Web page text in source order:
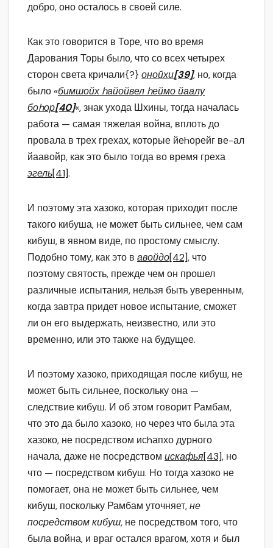
добро, оно осталось в своей силе.
Как это говорится в Торе, что во время
Дарования Торы было, что со всех четырех
сторон света кричали{?} онойхи[39], но, когда
было «бимшойх hайойвел hеймо йаалу
боhор[40]«, знак ухода Шхины, тогда началась
работа — самая тяжелая война, вплоть до
провала в трех грехах, которые йеhорейг ве-ал
йаавойр, как это было тогда во время греха
эгель[41].
И поэтому эта хазоко, которая приходит после
такого кибуша, не может быть сильнее, чем сам
кибуш, в явном виде, по простому смыслу.
Подобно тому, как это в авойдо[42], что
поэтому святость, прежде чем он прошел
различные испытания, нельзя быть уверенным,
когда завтра придет новое испытание, сможет
ли он его выдержать, неизвестно, или это
временно, или это также на будущее.
И поэтому хазоко, приходящая после кибуш, не
может быть сильнее, поскольку она —
следствие кибуш. И об этом говорит Рамбам,
что это да было хазоко, но через что была эта
хазоко, не посредством исhапхо дурного
начала, даже не посредством искафья[43], но
что — посредством кибуш. Но тогда хазоко не
помогает, она не может быть сильнее, чем
кибуш, поскольку Рамбам уточняет,не
посредством кибуш, не посредством того, что
была война, и враг остался врагом, хотя и был